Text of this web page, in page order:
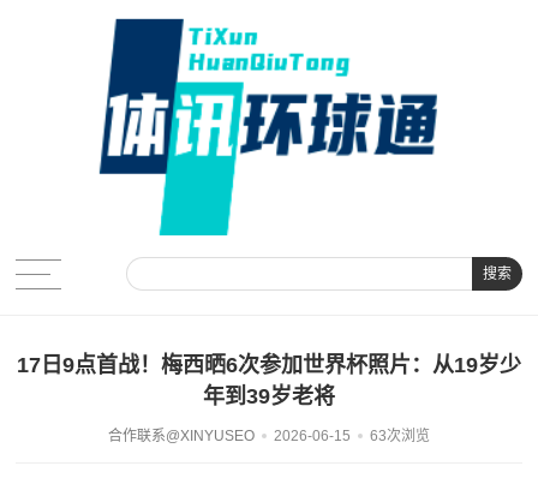
搜索
17日9点首战！梅西晒6次参加世界杯照片：从19岁少
年到39岁老将
合作联系@XINYUSEO 2026-06-15 63次浏览